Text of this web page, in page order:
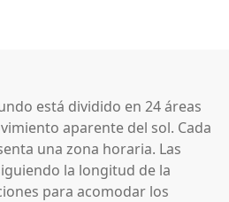
está dividido en 24 áreas
aparente del sol. Cada
una zona horaria. Las
la longitud de la
para acomodar los